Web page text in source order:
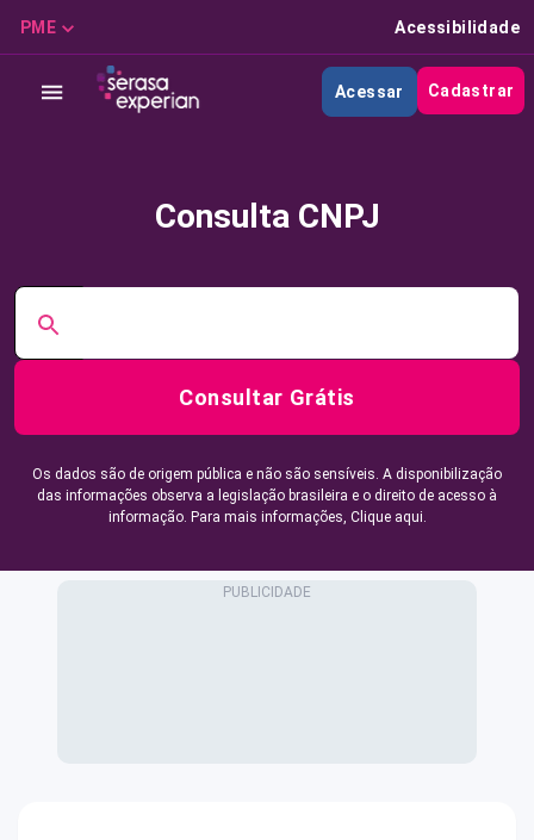
PME Acessibilidade
Acessar Cadastrar
Consulta CNPJ
Consultar Grátis
Os dados são de origem pública e não são sensíveis. A disponibilização
das informações observa a legislação brasileira e o direito de acesso à
informação. Para mais informações, Clique aqui.